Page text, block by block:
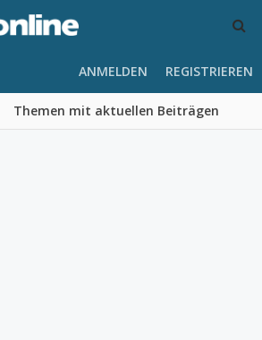
Themen mit aktuellen Beiträgen
ANMELDEN REGISTRIEREN